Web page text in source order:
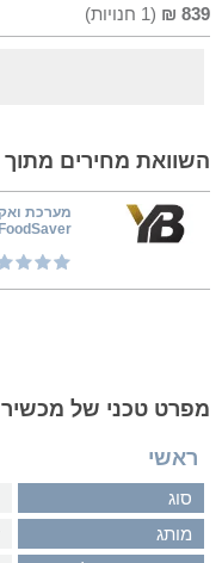
839
₪
(
1 חנויות)
השוואת מחירים מתוך 1 חנויות
מערכת
...
מפרט טכני של מכשיר FoodSaver FFS005X
ראשי
סוג
מותג